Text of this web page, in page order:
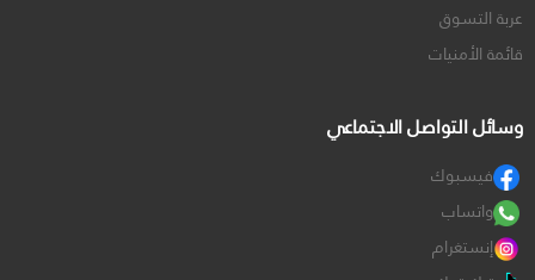
عربة التسوق
قائمة الأمنيات
وسائل التواصل الاجتماعي
فيسبوك
واتساب
إنستغرام